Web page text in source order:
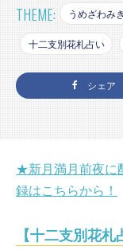
THEME: うめざわみき
十二支別花札占い
シェア
★新月満月前夜に
録はこちらから！
【十二支別花札